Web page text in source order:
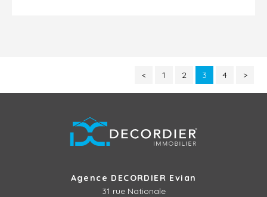
< 1 2 3 4 >
Agence DECORDIER Evian
31 rue Nationale